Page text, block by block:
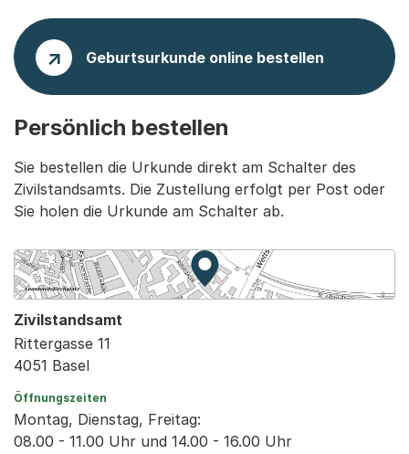
Geburtsurkunde online bestellen
Persönlich bestellen
Sie bestellen die Urkunde direkt am Schalter des
Zivilstandsamts. Die Zustellung erfolgt per Post oder
Sie holen die Urkunde am Schalter ab.
Zur Karte von MapBS.
Externer Link, wird in einem
Zivilstandsamt
Rittergasse 11
4051 Basel
Öffnungszeiten
Montag, Dienstag, Freitag:
08.00 - 11.00 Uhr und 14.00 - 16.00 Uhr